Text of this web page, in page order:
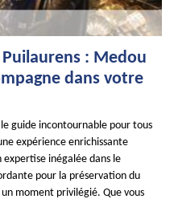
: Medou
dans votre
guide incontournable pour tous
expérience enrichissante
inégalée dans le
pour la préservation du
moment privilégié. Que vous